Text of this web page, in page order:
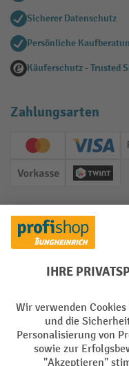
Sicherer Datenschutz
Persönliche
Käuferschutz - Trusted
Zahlungsarten
Creditcard (Master)
Vorkasse Twint
Soziale Netzwerke
Facebook
YouTube
LinkedInInstagram
Sprachen
DE FR